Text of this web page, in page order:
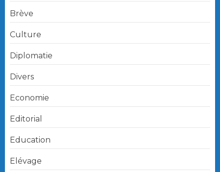
Brève
Culture
Diplomatie
Divers
Economie
Editorial
Education
Elévage